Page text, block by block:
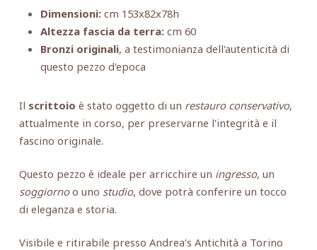
Dimensioni:cm 153x82x78h
Altezza fascia da terra:cm 60
Bronzi originali, a testimonianza dell'autenticità di
questo pezzo d'epoca
Il scrittoio è stato oggetto di un restauro conservativo,
attualmente in corso, per preservarne l'integrità e il
fascino originale.
Questo pezzo è ideale per arricchire un ingresso, un
soggiornoo uno studio, dove potrà conferire un tocco
di eleganza e storia.
Visibile e ritirabile presso Andrea's Antichità a Torino